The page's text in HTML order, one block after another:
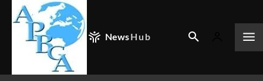
News Hub